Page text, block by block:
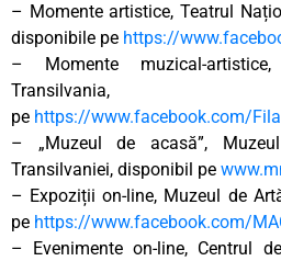
– Momente artistice, Teatrul
disponibile pe https://
– Momente muzical-
Transilvania,
pe https://www.facebook.com/
– „Muzeul de acasă”,
Transilvaniei, disponibil pe
– Expoziții on-line, Muzeul de
pe https://www.facebook.com/
– Evenimente on-line, Centrul